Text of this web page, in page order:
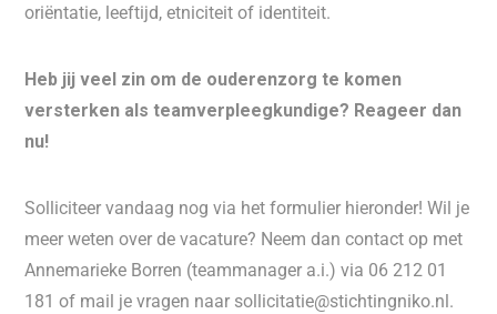
oriëntatie, leeftijd, etniciteit of identiteit.
Heb jij veel zin om de ouderenzorg te komen
versterken als teamverpleegkundige? Reageer dan
nu!
Solliciteer vandaag nog via het formulier hieronder! Wil je
meer weten over de vacature? Neem dan contact op met
Annemarieke Borren (teammanager a.i.) via 06 212 01
181 of mail je vragen naar sollicitatie@stichtingniko.nl.